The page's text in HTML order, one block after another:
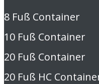
8 Fuß Container
10 Fuß Container
20 Fuß Container
20 Fuß HC